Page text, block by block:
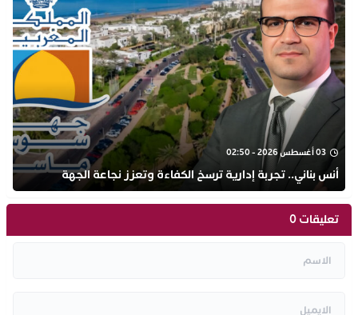
03 أغسطس 2026 - 02:50
أنس بناني.. تجربة إدارية ترسخ الكفاءة وتعزز نجاعة الجهة
تعليقات 0